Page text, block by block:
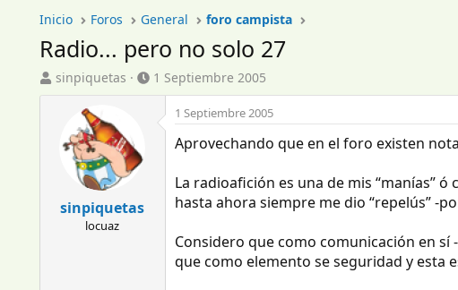
Inicio Foros General foro campista
Radio... pero no solo 27
I
n
sinpiquetas
F
e
h
1 Septiembre 2005
sinpiquetas
locuaz
1 Septiembre 2005
Aprovechando que en el foro existen
La radioafición es una de mis “manías”
hasta ahora siempre me dio “repelús” -
Considero que como comunicación en
que como elemento se seguridad y esta